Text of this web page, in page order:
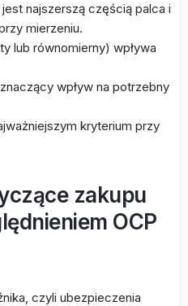
najszerszą częścią palca i
mierzeniu.
lub równomierny) wpływa
wpływ na potrzebny
kryterium przy
zakupu
OCP
czyli ubezpieczenia